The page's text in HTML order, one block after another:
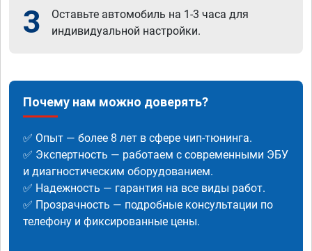
3
Оставьте автомобиль на 1-3 часа для
индивидуальной настройки.
Почему нам можно доверять?
✅ Опыт — более 8 лет в сфере чип-тюнинга.
✅ Экспертность — работаем с современными ЭБУ
и диагностическим оборудованием.
✅ Надежность — гарантия на все виды работ.
✅ Прозрачность — подробные консультации по
телефону и фиксированные цены.